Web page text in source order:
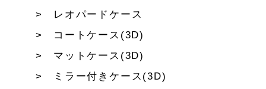
レオパードケース
コートケース(3D)
マットケース(3D)
ミラー付きケース(3D)